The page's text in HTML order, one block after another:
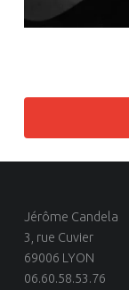
Jérôme Candela
3, rue Cuvier
69006 LYON
06.60.58.53.76